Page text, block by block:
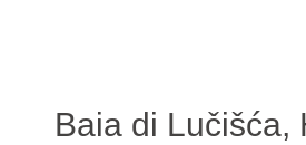
Baia di Lučišća,